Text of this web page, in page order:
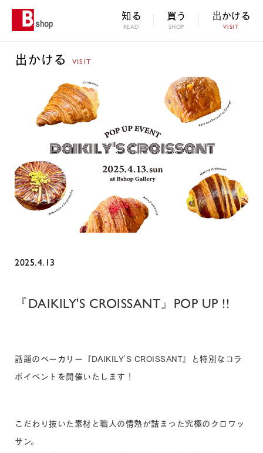
知る
READ
買う
SHOP
出かける
VISIT
出かける VISIT
2025.4.13
『DAIKILY'S CROISSANT』POP UP !!
話題のベーカリー『DAIKILY’S CROISSANT』と特別なコラ
ボイベントを開催いたします！
こだわり抜いた素材と職人の情熱が詰まった究極のクロワッ
サン。